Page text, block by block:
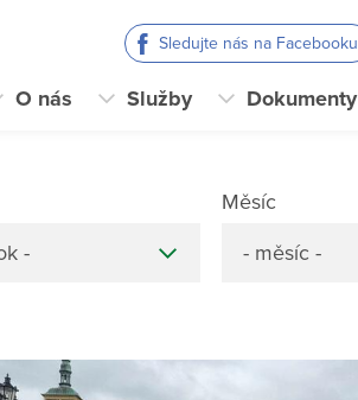
Sledujte nás na Facebooku
O nás Služby Dokumenty
-
Měsíc
- měsíc -